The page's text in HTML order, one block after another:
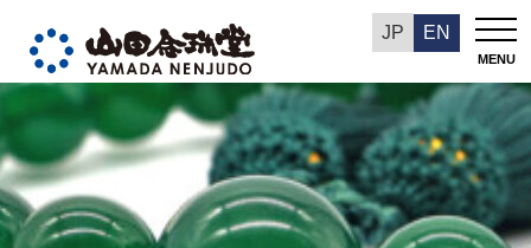
JP EN
MENU
今週の推奨品